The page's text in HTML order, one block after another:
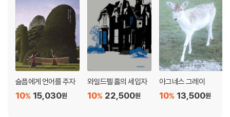
슬픔에게 언어를 주자
15,030원
10%
와일드펠 홀의 세입자
22,500원
10%
아그네스 그레이
13,500원
10%